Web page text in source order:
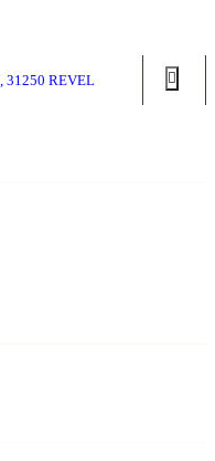
31250 REVEL